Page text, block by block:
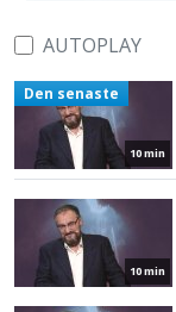
AUTOPLAY
10 min
Den senaste
10 min